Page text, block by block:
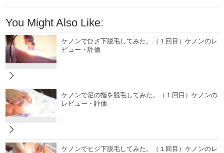
You Might Also Like:
ケノンでひざ下脱毛してみた。（１回目）ケノンのレ
ビュー・評価
ケノンで足の指を脱毛してみた。（１回目）ケノンの
レビュー・評価
ケノンでヒジ下脱毛してみた。（１回目）ケノンのレ